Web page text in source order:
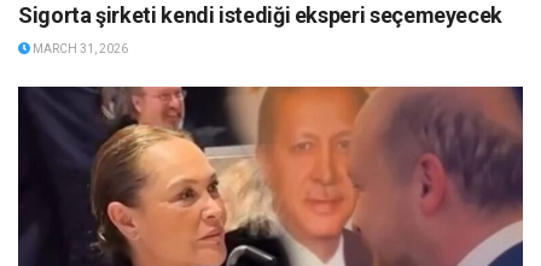
Sigorta şirketi kendi istediği eksperi seçemeyecek
MARCH 31, 2026